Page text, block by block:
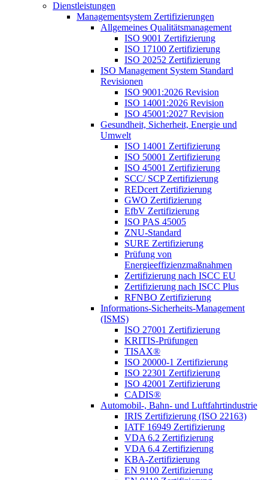
Dienstleistungen
Managementsystem Zertifizierungen
Allgemeines Qualitätsmanagement
ISO 9001 Zertifizierung
ISO 17100 Zertifizierung
ISO 20252 Zertifizierung
ISO Management System Standard
Revisionen
ISO 9001:2026 Revision
ISO 14001:2026 Revision
ISO 45001:2027 Revision
Gesundheit, Sicherheit, Energie und
Umwelt
ISO 14001 Zertifizierung
ISO 50001 Zertifizierung
ISO 45001 Zertifizierung
SCC/ SCP Zertifizierung
REDcert Zertifizierung
GWO Zertifizierung
EfbV Zertifizierung
ISO PAS 45005
ZNU-Standard
SURE Zertifizierung
Prüfung von
Energieeffizienzmaßnahmen
Zertifizierung nach ISCC EU
Zertifizierung nach ISCC Plus
RFNBO Zertifizierung
Informations-Sicherheits-Management
(ISMS)
ISO 27001 Zertifizierung
KRITIS-Prüfungen
TISAX®
ISO 20000-1 Zertifizierung
ISO 22301 Zertifizierung
ISO 42001 Zertifizierung
CADIS®
Automobil-, Bahn- und Luftfahrtindustrie
IRIS Zertifizierung (ISO 22163)
IATF 16949 Zertifizierung
VDA 6.2 Zertifizierung
VDA 6.4 Zertifizierung
KBA-Zertifizierung
EN 9100 Zertifizierung